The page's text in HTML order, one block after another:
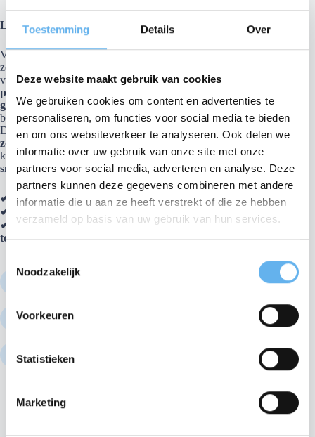
Toestemming Details Over
Deze website maakt gebruik van cookies
We gebruiken cookies om content en advertenties te
personaliseren, om functies voor social media te bieden
en om ons websiteverkeer te analyseren. Ook delen we
informatie over uw gebruik van onze site met onze
partners voor social media, adverteren en analyse. Deze
partners kunnen deze gegevens combineren met andere
informatie die u aan ze heeft verstrekt of die ze hebben
verzameld op basis van uw gebruik van hun services.
o
e
s
Noodzakelijk
Voorkeuren
Statistieken
Marketing
Limoen-Gember Eiwitreep – Verfrissend & Voedzaam!
Veel ‘mainstream’ eiwitrepen zitten vaak vol met suikers,
zoetstoffen en onnatuurlijke ingrediënten. Ontdek nu onze
voedzameeiwitreep met amandelen, cashewnoten en
paranoten
grasgevoerde runderen, een bron vaneiwitten, die
bijdragen aan degroei en instandhouding van spiermassa.
De combinatie vankokosnectar, gepofte rijst en
zonnebloempitten
zorgt voor een heerlijke bite, zonder
kunstmatige toevoegingen. Deze reep is ideaal alsnatuurlijke
snack of eiwitrijke boost na het sporten!
✔ Bron van eiwitten
✔ Heerlijke frisse smaak van limoen & gember
✔ Met natuurlijke ingrediënten – geen kunstmatige
toevoegingen
De Viscollageen
Gratis verzending
vanaf € 50
vandaag verzonden